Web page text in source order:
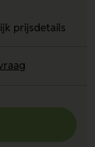
prijsdetails